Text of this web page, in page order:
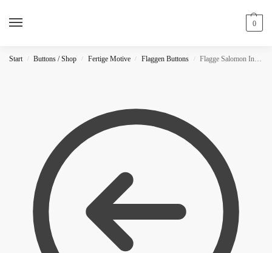
0
Start / Buttons / Shop / Fertige Motive / Flaggen Buttons / Flagge Salomon Inseln Button